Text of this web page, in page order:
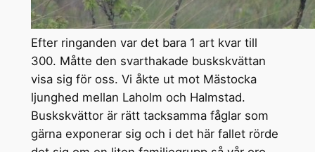
Efter ringanden var det bara 1 art kvar till
300. Måtte den svarthakade buskskvättan
visa sig för oss. Vi åkte ut mot Mästocka
ljunghed mellan Laholm och Halmstad.
Buskskvättor är rätt tacksamma fåglar som
gärna exponerar sig och i det här fallet rörde